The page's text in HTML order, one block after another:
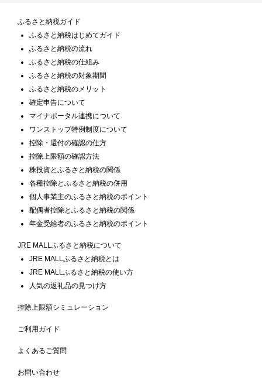
ふるさと納税ガイド
ふるさと納税はじめてガイド
ふるさと納税の流れ
ふるさと納税の仕組み
ふるさと納税の対象期間
ふるさと納税のメリット
確定申告について
マイナポータル連携について
ワンストップ特例制度について
控除・還付の確認の仕方
控除上限額の確認方法
株投資とふるさと納税の関係
各種控除とふるさと納税の併用
個人事業主のふるさと納税のポイント
配偶者控除とふるさと納税の関係
年金受給者のふるさと納税のポイント
JRE MALLふるさと納税について
JRE MALLふるさと納税とは
JRE MALLふるさと納税の使い方
人気の返礼品の見つけ方
控除上限額シミュレーション
ご利用ガイド
よくあるご質問
お問い合わせ